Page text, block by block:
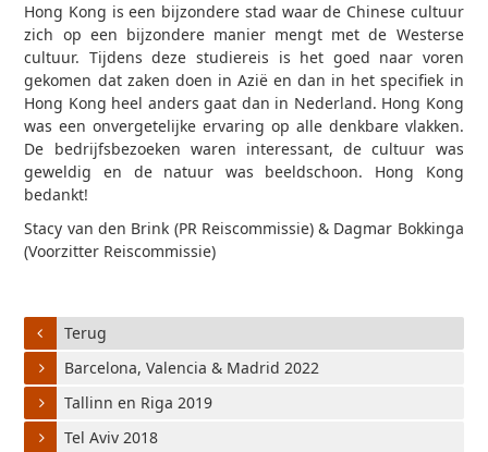
Hong Kong is een bijzondere stad waar de Chinese cultuur
zich op een bijzondere manier mengt met de Westerse
cultuur. Tijdens deze studiereis is het goed naar voren
gekomen dat zaken doen in Azië en dan in het specifiek in
Hong Kong heel anders gaat dan in Nederland. Hong Kong
was een onvergetelijke ervaring op alle denkbare vlakken.
De bedrijfsbezoeken waren interessant, de cultuur was
geweldig en de natuur was beeldschoon. Hong Kong
bedankt!
Stacy van den Brink (PR Reiscommissie) & Dagmar Bokkinga
(Voorzitter Reiscommissie)
Terug
Barcelona, Valencia & Madrid 2022
Tallinn en Riga 2019
Tel Aviv 2018